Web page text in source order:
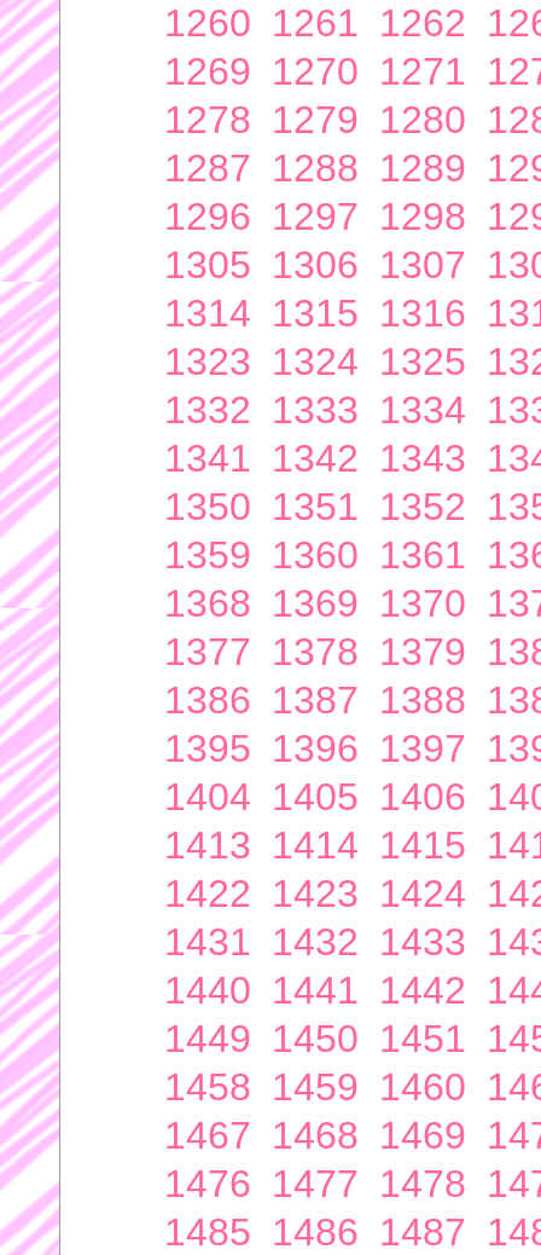
1260 1261 1262
1269 1270 1271
1278 1279 1280
1287 1288 1289
1296 1297 1298
1305 1306 1307
1314 1315 1316
1323 1324 1325
1332 1333 1334
1341 1342 1343
1350 1351 1352
1359 1360 1361
1368 1369 1370
1377 1378 1379
1386 1387 1388
1395 1396 1397
1404 1405 1406
1413 1414 1415
1422 1423 1424
1431 1432 1433
1440 1441 1442
1449 1450 1451
1458 1459 1460
1467 1468 1469
1476 1477 1478
1485 1486 1487